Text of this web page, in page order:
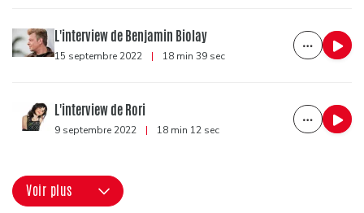
L'interview de Benjamin Biolay
15 septembre 2022 | 18 min 39 sec
L'interview de Rori
9 septembre 2022 | 18 min 12 sec
Voir plus